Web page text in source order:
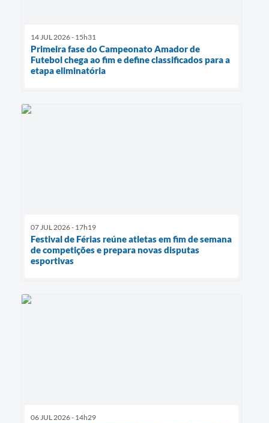
14 JUL 2026 - 15h31
Primeira fase do Campeonato Amador de
Futebol chega ao fim e define classificados para a
etapa eliminatória
07 JUL 2026 - 17h19
Festival de Férias reúne atletas em fim de semana
de competições e prepara novas disputas
esportivas
06 JUL 2026 - 14h29